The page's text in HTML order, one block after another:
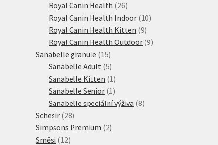
produktů
Royal Canin Health 2626
produktů
Royal Canin Health Indoor 1010
Royal Canin Health Kitten 99
produktů
Royal Canin Health Outdoor 99
Sanabelle granule 1515
produktů
Sanabelle Adult 55
produktů
Sanabelle Kitten 1 1
produkt
Sanabelle Senior 1 1
produkt
Sanabelle speciální výživa 88
Schesir 2828
produktů
Simpsons Premium 22
Směsi 1212